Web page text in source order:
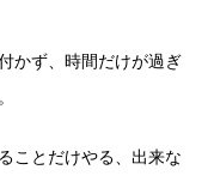
かず、時間だけが過ぎ
ことだけやる、出来な